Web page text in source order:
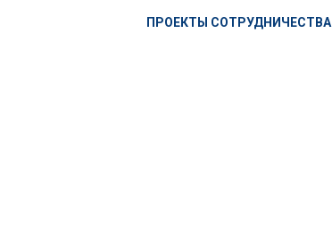
ПРОЕКТЫ СОТРУДНИЧЕСТВА